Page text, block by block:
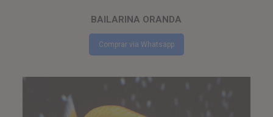
BAILARINA ORANDA
Comprar via Whatsapp